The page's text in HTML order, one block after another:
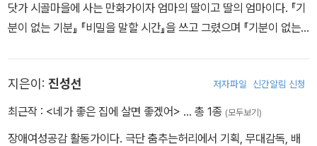
닷가 시골마을에 사는 만화가이자 엄마의 딸이고 딸의 엄마이다. 『기
분이 없는 기분』 『비밀을 말할 시간』을 쓰고 그렸으며 『기분이 없는
지은이: 진성선 저자파일 신간알림 신청
최근작 : <네가 좋은 집에 살면 좋겠어> … 총 1종 (모두보기)
장애여성공감 활동가이다. 극단 춤추는허리에서 기획, 무대감독, 배